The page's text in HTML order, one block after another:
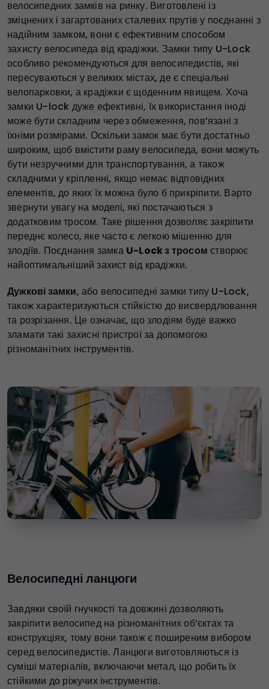
велосипедних замків на ринку. Виготовлені із
зміцнених і загартованих сталевих прутів у поєднанні з
надійним замком, вони є ефективним способом
захисту велосипеда від крадіжки. Замки типу U-Lock
особливо рекомендуються для велосипедистів, які
пересуваються у великих містах, де є спеціальні
велопарковки, а крадіжки є щоденним явищем. Хоча
замки U-lock дуже ефективні, їх використання іноді
може бути складним через обмеження, пов’язані з
їхніми розмірами. Оскільки замок має бути достатньо
широким, щоб вмістити раму велосипеда, вони можуть
бути незручними для транспортування, а також
складними у кріпленні, якщо немає відповідних
елементів, до яких їх можна було б прикріпити. Варто
звернути увагу на моделі, які постачаються з
додатковим тросом. Таке рішення дозволяє закріпити
переднє колесо, яке часто є легкою мішенню для
злодіїв. Поєднання замка U-Lock з тросом створює
найоптимальніший захист від крадіжки.
Дужкові замки, або велосипедні замки типу U-Lock,
також характеризуються стійкістю до висвердлювання
та розрізання. Це означає, що злодіям буде важко
зламати такі захисні пристрої за допомогою
різноманітних інструментів.
Велосипедні ланцюги
Завдяки своїй гнучкості та довжині дозволяють
закріпити велосипед на різноманітних об’єктах та
конструкціях, тому вони також є поширеним вибором
серед велосипедистів. Ланцюги виготовляються із
суміші матеріалів, включаючи метал, що робить їх
стійкими до ріжучих інструментів.